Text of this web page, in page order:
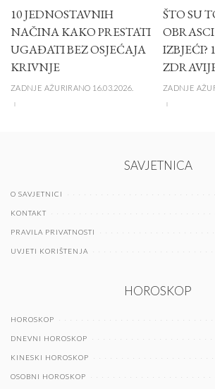
10 JEDNOSTAVNIH
NAČINA KAKO PRESTATI
UGAĐATI BEZ OSJEĆAJA
KRIVNJE
ZADNJE AŽURIRANO 16.03.2026.
ŠTO SU
IZBJEĆI?
ZADNJE
SAVJETNICA
O SAVJETNICI
KONTAKT
PRAVILA PRIVATNOSTI
UVJETI KORIŠTENJA
HOROSKOP
HOROSKOP
DNEVNI HOROSKOP
KINESKI HOROSKOP
OSOBNI HOROSKOP